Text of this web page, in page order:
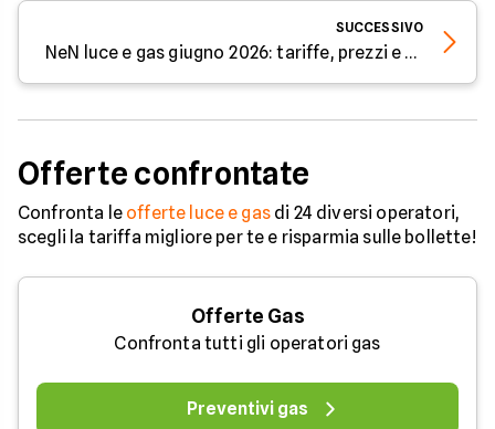
SUCCESSIVO
NeN luce e gas giugno 2026: tariffe, prezzi e sconti
Offerte confrontate
Confronta le offerte luce e gasdi 24 diversi operatori,
scegli la tariffa migliore per te e risparmia sulle bollette!
Offerte Gas
Confronta tutti gli operatori gas
Preventivi gas